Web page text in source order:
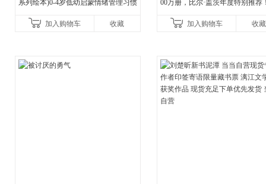
系列绘本)0-4岁低幼启蒙情绪管理习惯
养好品质，发现快
加入购物车 收藏
00万册，比尔·盖茨年度特别推荐
比你听说的还要
加入购物车 收藏